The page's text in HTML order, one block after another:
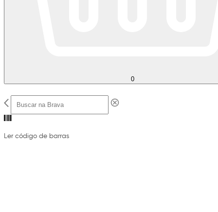
0
Ler código de barras